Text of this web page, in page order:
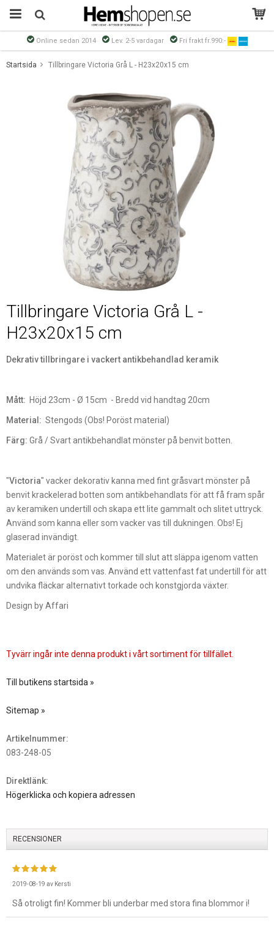
Online sedan 2014 Lev. 2-5 vardagar Fri frakt fr.990:-
Startsida Tillbringare Victoria Grå L - H23x20x15 cm
Tillbringare Victoria Grå L -
H23x20x15 cm
Dekrativ tillbringare i vackert antikbehandlad keramik
Mått: Höjd 23cm - Ø 15cm - Bredd vid handtag 20cm
Material: Stengods (Obs! Poröst material)
Färg: Grå / Svart antikbehandlat mönster på benvit botten.
"Victoria" vacker dekorativ kanna med fint gråsvart mönster på
benvit krackelerad botten som antikbehandlats för att få fram spår
av keramiken undertill och skapa ett lite gammalt och slitet uttryck.
Använd som kanna eller som vacker vas till dukningen. Obs! Ej
glaserad invändigt.
Materialet är poröst och kommer till slut att släppa igenom vatten
om den används som vas. Använd ett vattenfast fat undertill för att
undvika fläckar alternativt torkade och konstgjorda växter.
Design by Affari
Tyvärr ingår inte denna produkt i vårt sortiment för tillfället.
Till butikens startsida »
Sitemap »
Artikelnummer:
083-248-05
Direktlänk:
Högerklicka och kopiera adressen
RECENSIONER
2019-08-19 av Kersti
Så otroligt fin! Kommer bli underbar med stora fina blommor i!